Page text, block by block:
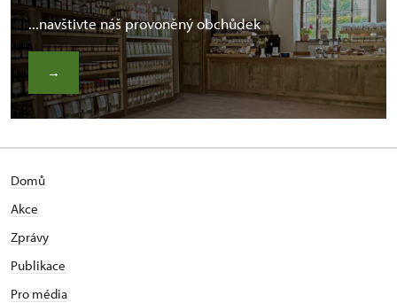
...navštivte náš provoněný obchůdek
→
Domů
Akce
Zprávy
Publikace
Pro média